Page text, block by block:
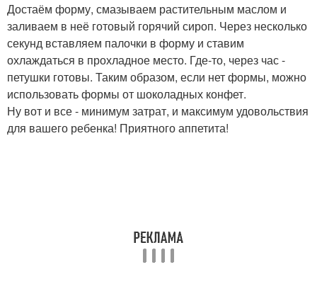
Достаём форму, смазываем растительным маслом и
заливаем в неё готовый горячий сироп. Через несколько
секунд вставляем палочки в форму и ставим
охлаждаться в прохладное место. Где-то, через час -
петушки готовы. Таким образом, если нет формы, можно
использовать формы от шоколадных конфет.
Ну вот и все - минимум затрат, и максимум удовольствия
для вашего ребенка! Приятного аппетита!